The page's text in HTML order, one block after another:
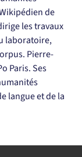
de
les travaux
laboratoire,
Pierre-
Paris. Ses
langue et de la